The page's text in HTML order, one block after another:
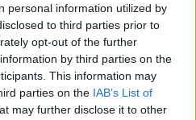
personal information utilized by
to third parties prior to
opt-out of the further
by third parties on the
This information may
parties on the IAB’s List of
may further disclose it to other
(584)